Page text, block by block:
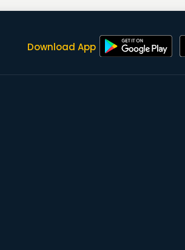
Download App